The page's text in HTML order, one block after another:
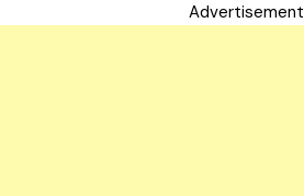
Advertisement